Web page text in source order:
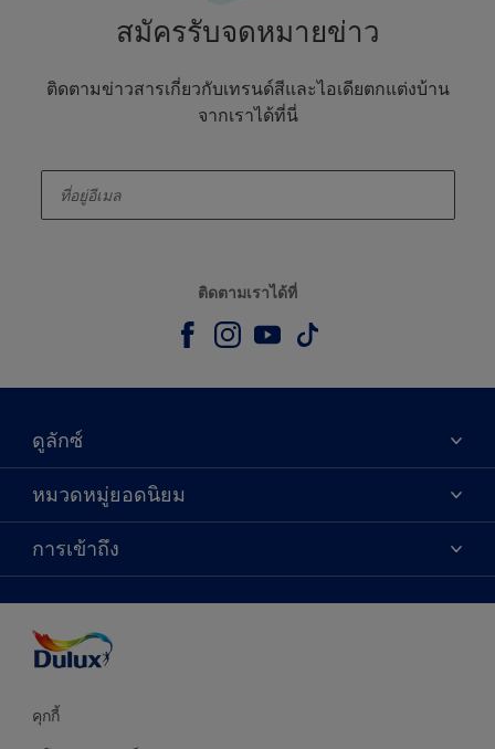
สมัครรับจดหมายข่าว
ติดตามข่าวสารเกี่ยวกับเทรนด์สีและไอเดียตกแต่งบ้าน
จากเราได้ที่นี่
ติดตามเราได้ที่
ดูลักซ์
เกี่ยวกับดูลักซ์
ติดต่อเรา
ค้นหาร้านค้า
หมวดหมู่ยอดนิยม
ผลิตภัณฑ์
ไอเดียการตกแต่ง
คำแนะนำจากผู้เชี่ยวชาญ
บริการออกแบบสี
การเข้าถึง
คุกกี้